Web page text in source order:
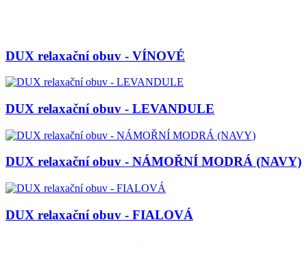
DUX relaxační obuv - VÍNOVÉ
DUX relaxační obuv - LEVANDULE
DUX relaxační obuv - NÁMOŘNÍ MODRÁ (NAVY)
DUX relaxační obuv - FIALOVÁ